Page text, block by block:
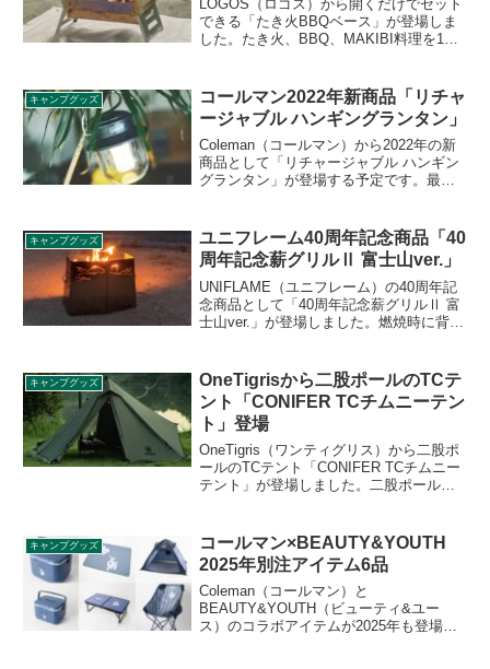
LOGOS（ロゴス）から開くだけでセット
できる「たき火BBQベース」が登場しま
した。たき火、BBQ、MAKIBI料理を1台
ち運びも簡単です。詳細をレビューしま
す。
キャンプグッズ
コールマン2022年新商品「リチャ
ージャブル ハンギングランタン」
Coleman（コールマン）から2022年の新
商品として「リチャージャブル ハンギン
グランタン」が登場する予定です。最大
適なLEDランタンです。詳細をレビュー
します。
キャンプグッズ
ユニフレーム40周年記念商品「40
周年記念薪グリルⅡ 富士山ver.」
UNIFLAME（ユニフレーム）の40周年記
念商品として「40周年記念薪グリルⅡ 富
士山ver.」が登場しました。燃焼時に背面
ンの薪グリルⅡで、本体下部には40周年
記念和風柄の刻印も入っています。詳細
をレビューします。
キャンプグッズ
OneTigrisから二股ポールのTCテ
ント「CONIFER TCチムニーテン
ト」登場
OneTigris（ワンティグリス）から二股ポ
ールのTCテント「CONIFER TCチムニー
テント」が登場しました。二股ポールで
備えています。詳細をレビューします。
キャンプグッズ
コールマン×BEAUTY&YOUTH
2025年別注アイテム6品
Coleman（コールマン）と
BEAUTY&YOUTH（ビューティ&ユー
ス）のコラボアイテムが2025年も登場し